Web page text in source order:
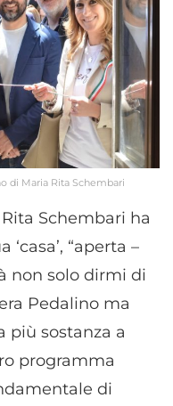
di Maria Rita Schembari
Schembari ha
“aperta –
non solo dirmi di
Pedalino ma
più sostanza a
programma
di